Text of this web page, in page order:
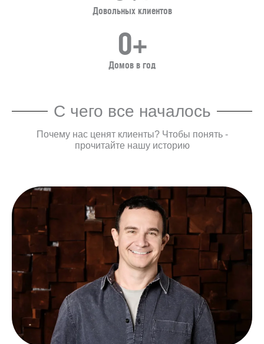
Довольных клиентов
Домов в год
0+
С чего все началось
Почему нас ценят клиенты? Чтобы понять -
прочитайте нашу историю